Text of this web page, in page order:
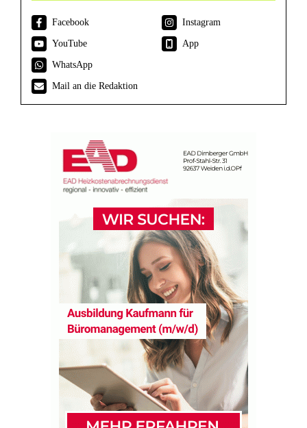
Facebook
Instagram
YouTube
App
WhatsApp
Mail an die Redaktion